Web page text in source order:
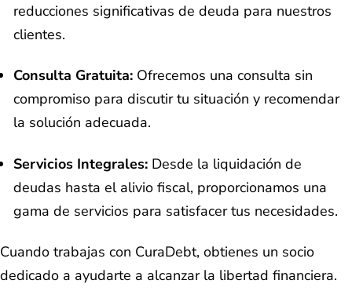
reducciones significativas de deuda para nuestros
clientes.
Consulta Gratuita: Ofrecemos una consulta sin
compromiso para discutir tu situación y recomendar
la solución adecuada.
Servicios Integrales: Desde la liquidación de
deudas hasta el alivio fiscal, proporcionamos una
gama de servicios para satisfacer tus necesidades.
Cuando trabajas con CuraDebt, obtienes un socio
dedicado a ayudarte a alcanzar la libertad financiera.